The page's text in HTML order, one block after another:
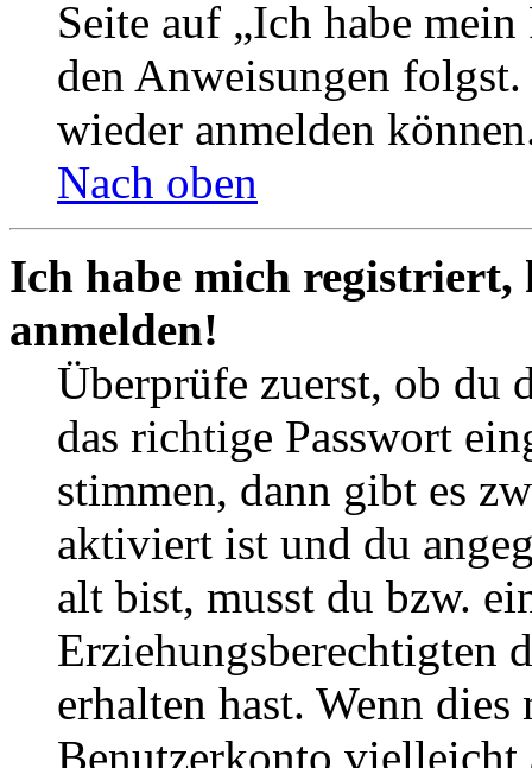
Seite auf „Ich habe
den Anweisungen
wieder anmelden
Nach oben
Ich habe mich
anmelden!
Überprüfe zuerst, ob du
das richtige Passwort
stimmen, dann gibt es
aktiviert ist und du
alt bist, musst du bzw.
Erziehungsberechtigten
erhalten hast. Wenn
Benutzerkonto